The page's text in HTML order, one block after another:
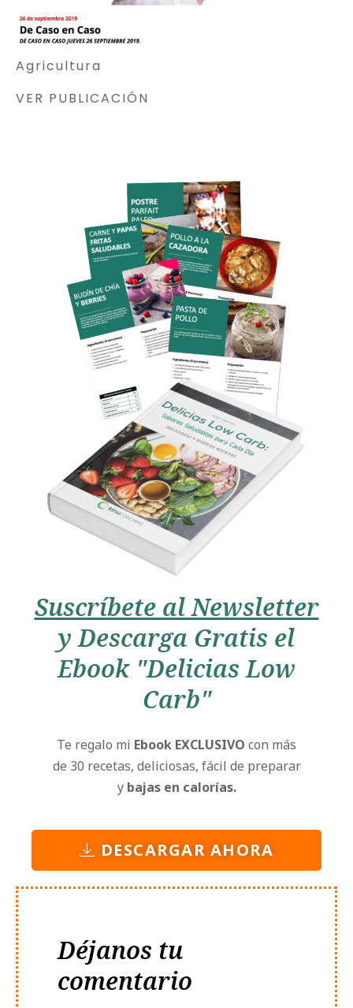
Agricultura
VER PUBLICACIÓN
Suscríbete al Newsletter
y Descarga Gratis el
Ebook "Delicias Low
Carb"
Te regalo mi Ebook EXCLUSIVO con más
de 30 recetas, deliciosas, fácil de preparar
y bajas en calorías.
DESCARGAR AHORA
Déjanos tu
comentario